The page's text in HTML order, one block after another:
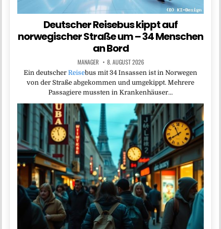
Deutscher Reisebus kippt auf
norwegischer Straße um – 34 Menschen
an Bord
MANAGER 8. AUGUST 2026
Ein deutscher Reisebus mit 34 Insassen ist in Norwegen
von der Straße abgekommen und umgekippt. Mehrere
Passagiere mussten in Krankenhäuser…